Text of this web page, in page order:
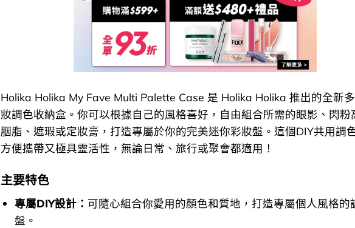
Holika Holika My Fave Multi Palette Case 是 Holika Holika 推出的全新
妝調色收納盒。你可以根據自己的風格喜好，自由組合所需的眼影、閃粉
胭脂、遮瑕或定妝膏，打造專屬於你的完美迷你彩妝盤。這個DIY共用調
方便攜帶又極具靈活性，無論日常、旅行或聚會都適用！
主要特色
專屬DIY設計： 可隨心組合你愛用的顏色和質地，打造專屬個人風格的
盤。